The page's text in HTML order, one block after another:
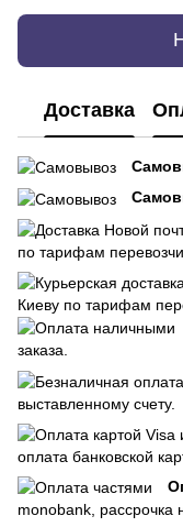
Доставка
по тарифам
Киеву по тарифам
заказа.
выставленному счету.
оплата банковской
monobank, рассрочка